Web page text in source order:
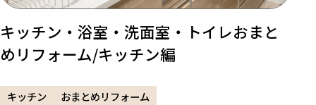
キッチン・浴室・洗面室・トイレおまと
めリフォーム/キッチン編
キッチン おまとめリフォーム